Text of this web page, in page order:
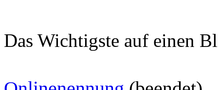
Das Wichtigste auf einen